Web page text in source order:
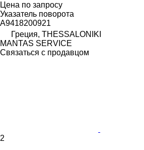
Цена по запросу
Указатель поворота
A9418200921
Греция, THESSALONIKI
MANTAS SERVICE
Связаться с продавцом
2